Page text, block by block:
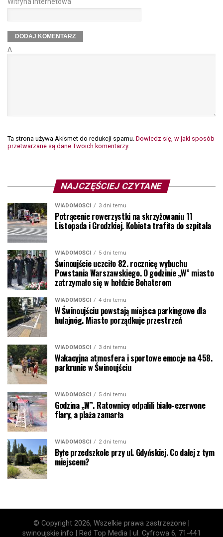
Witryna internetowa
Δ
Ta strona używa Akismet do redukcji spamu. Dowiedz się, w jaki sposób
przetwarzane są dane Twoich komentarzy.
NAJCZĘŚCIEJ CZYTANE
WIADOMOŚCI 3 dni temu
Potrącenie rowerzystki na skrzyżowaniu 11
Listopada i Grodzkiej. Kobieta trafiła do szpitala
WIADOMOŚCI 5 dni temu
Świnoujście uczciło 82. rocznicę wybuchu
Powstania Warszawskiego. O godzinie „W” miasto
zatrzymało się w hołdzie Bohaterom
WIADOMOŚCI 4 dni temu
W Świnoujściu powstają miejsca parkingowe dla
hulajnóg. Miasto porządkuje przestrzeń
WIADOMOŚCI 3 dni temu
Wakacyjna atmosfera i sportowe emocje na 458.
parkrunie w Świnoujściu
WIADOMOŚCI 5 dni temu
Godzina „W”. Ratownicy odpalili biało-czerwone
flary, a plaża zamarła
WIADOMOŚCI 2 dni temu
Byłe przedszkole przy ul. Gdyńskiej. Co dalej z tym
miejscem?
© Copyright 2026, Wszelkie prawa zastrzeżone |
swinoujskie.info | Red Top Media | ul. Cyfrowa 6, 71-441